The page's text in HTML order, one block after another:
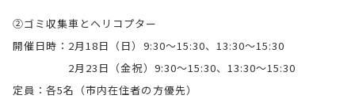
②ゴミ収集車とヘリコプター
開催日時：2月18日（日）9:30～15:30、13:30～15:30
2月23日（金祝）9:30～15:30、13:30～15:30
定員：各5名（市内在住者の方優先）